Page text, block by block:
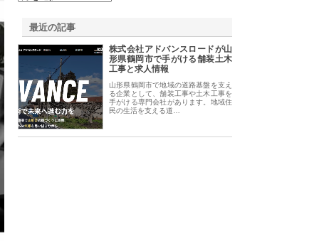
最近の記事
株式会社アドバンスロードが山
形県鶴岡市で手がける舗装土木
工事と求人情報
山形県鶴岡市で地域の道路基盤を支え
る企業として、舗装工事や土木工事を
手がける専門会社があります。地域住
民の生活を支える道…